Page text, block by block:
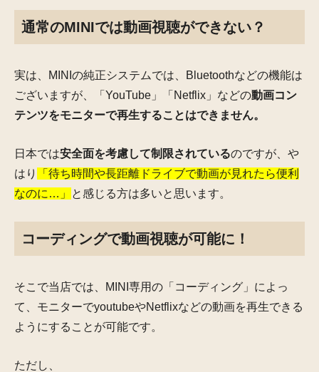
通常のMINIでは動画視聴ができない？
実は、MINIの純正システムでは、Bluetoothなどの機能は
ございますが、「YouTube」「Netflix」などの動画コン
テンツをモニターで再生することはできません。
日本では安全面を考慮して制限されているのですが、や
はり
「待ち時間や長距離ドライブで動画が見れたら便利
なのに…」
と感じる方は多いと思います。
コーディングで動画視聴が可能に！
そこで当店では、MINI専用の「コーディング」によっ
て、モニターでyoutubeやNetflixなどの動画を再生できる
ようにすることが可能です。
ただし、